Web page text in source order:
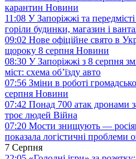
карантин Новини
11:08 У Запоріжжі та
горіли будинки, магазин і
09:02 Нове офіційне свято в
щороку 8 серпня Новини
08:30 У Запоріжжі з 8 серпня
міст: схема об’їзду авто
07:56 Зміни в роботі
серпня Новини
07:42 Понад 700 атак дронами
троє людей Війна
07:20 Мости знищують —
показала логістичні проблеми
7 Серпня